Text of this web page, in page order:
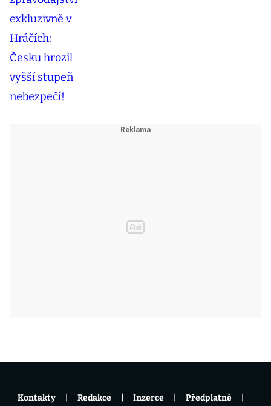
Kontakty Redakce Inzerce Předplatné